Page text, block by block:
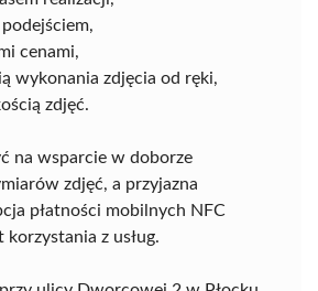
cenami,
wykonania zdjęcia od ręki,
zdjęć.
na wsparcie w doborze
zdjęć, a przyjazna
płatności mobilnych NFC
z usług.